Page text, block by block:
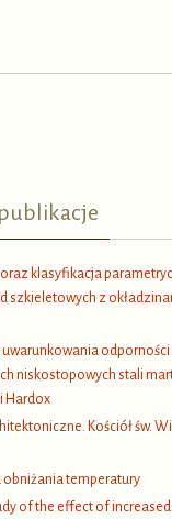
klasyfikacja
szkieletowych z
odporności
niskostopowych stali
Hardox
Kościół św.
obniżania temperatury
of the effect of increased